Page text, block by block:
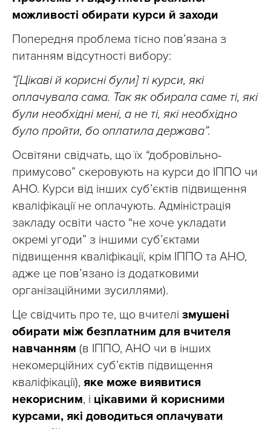
можливості обирати курси й заходи
Попередня проблема тісно пов’язана з
питанням відсутності вибору:
“[Цікаві й корисні були] ті курси, які
оплачувала сама. Так як обирала саме ті, які
були необхідні мені, а не ті, які необхідно
було пройти, бо оплатила держава”.
Освітяни свідчать, що їх “добровільно-
примусово” скеровують на курси до ІППО чи
АНО. Курси від інших суб’єктів підвищення
кваліфікації не оплачують. Адміністрація
закладу освіти часто “не хоче укладати
окремі угоди” з іншими суб’єктами
підвищення кваліфікації, крім ІППО та АНО,
адже це пов’язано із додатковими
організаційними зусиллями).
Це свідчить про те, що вчителі змушені
обирати між безплатним для вчителя
навчанням (в ІППО, АНО чи в інших
некомерційних суб’єктів підвищення
кваліфікації), яке може виявитися
некорисним, і цікавими й корисними
курсами, які доводиться оплачувати